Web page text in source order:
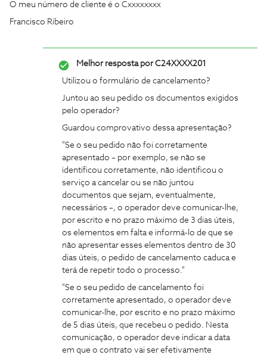
O meu número de cliente é o Cxxxxxxxx
Francisco Ribeiro
Melhor resposta porC24XXXX201
Utilizou o formulário de cancelamento?
Juntou ao seu pedido os documentos exigidos
pelo operador?
Guardou comprovativo dessa apresentação?
"Se o seu pedido não foi corretamente
apresentado – por exemplo, se não se
identificou corretamente, não identificou o
serviço a cancelar ou se não juntou
documentos que sejam, eventualmente,
necessários –, o operador deve comunicar-lhe,
por escrito e no prazo máximo de 3 dias úteis,
os elementos em falta e informá-lo de que se
não apresentar esses elementos dentro de 30
dias úteis, o pedido de cancelamento caduca e
terá de repetir todo o processo."
"Se o seu pedido de cancelamento foi
corretamente apresentado, o operador deve
comunicar-lhe, por escrito e no prazo máximo
de 5 dias úteis, que recebeu o pedido. Nesta
comunicação, o operador deve indicar a data
em que o contrato vai ser efetivamente